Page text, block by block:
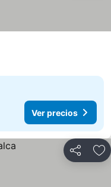
Ver precios
Compartir